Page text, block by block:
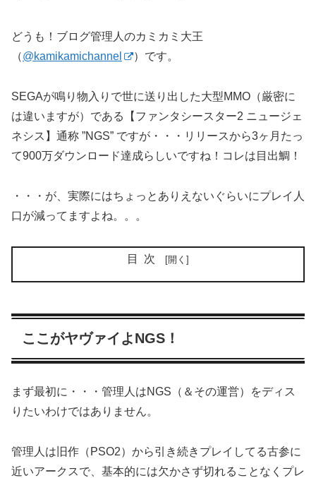
どうも！ブログ管理人のカミカミ大王
（@kamikamichannel ）です。
SEGAが鳴り物入りで世に送り出した大型MMO（厳密に
は違いますが）である【ファンタシースター2 ニュージェ
ネシス】通称 ”NGS” ですが・・・リリースから3ヶ月たっ
て900万ダウンロード達成らしいですね！コレは目出鯛！
・・・が、実際にはちょっとありえないぐらいにプレイ人
口が減ってますよね。。。
目次
ここがヤヴァイよNGS！
まず最初に・・・管理人はNGS（＆その運営）をディス
りたいわけではありません。
管理人は旧作（PSO2）から引き続きプレイしてる古参に
近いアークスで、基本的には欠かさず切れることなくプレ